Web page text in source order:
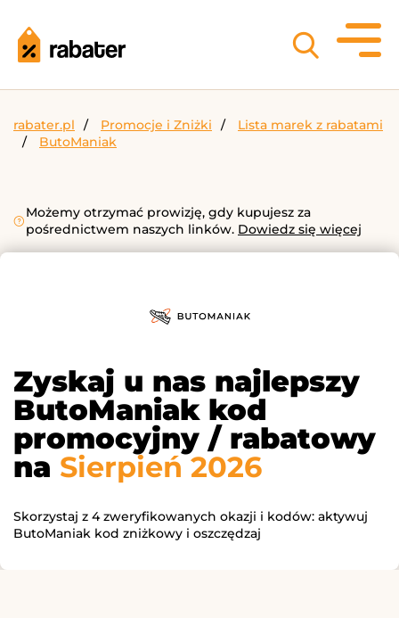
rabater.pl Promocje i Zniżki
Lista marek z rabatami
ButoManiak
Możemy otrzymać prowizję, gdy kupujesz za
pośrednictwem naszych linków. Dowiedz się więcej
Zyskaj u nas najlepszy
ButoManiak kod
promocyjny / rabatowy
na Sierpień 2026
Skorzystaj z 4 zweryfikowanych okazji i kodów: aktywuj
ButoManiak kod zniżkowy i oszczędzaj